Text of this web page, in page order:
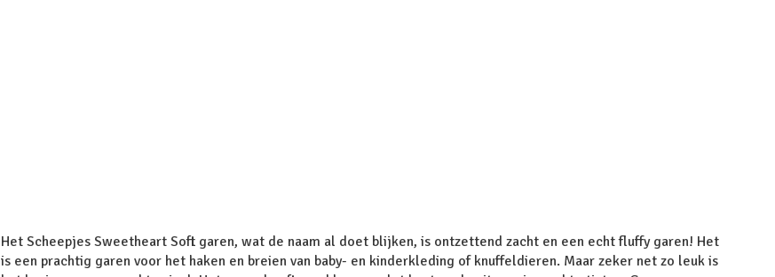
Het Scheepjes Sweetheart Soft garen, wat de naam al doet blijken, is ontzettend zacht en een echt fluffy garen! Het
is een prachtig garen voor het haken en breien van baby- en kinderkleding of knuffeldieren. Maar zeker net zo leuk is